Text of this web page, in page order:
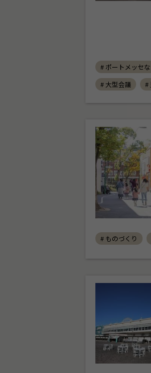
# ポートメッセ
# 大型会議
#
# ものづくり